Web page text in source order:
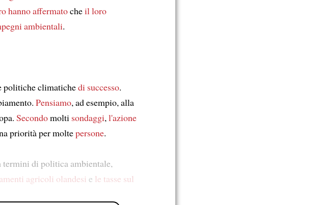
hanno affermatocheil loro
ambientali.
politiche climatichedi successo.
Pensiamo, ad esempio, alla
Secondomolti sondaggi, l'azione
priorità per moltepersone.
termini di politica ambientale,
agricoli olandesi e le tasse sul